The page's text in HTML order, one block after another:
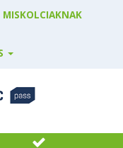
MISKOLCIAKNAK